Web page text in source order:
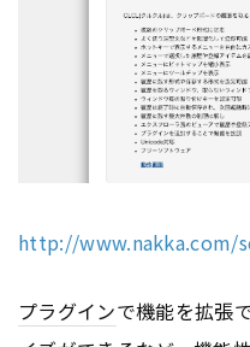
http://www.nakka.com/
プラグインで機能を拡張